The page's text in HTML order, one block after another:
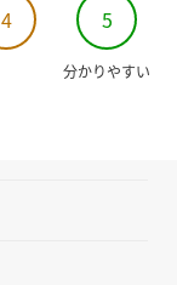
4 5
分かりやすい